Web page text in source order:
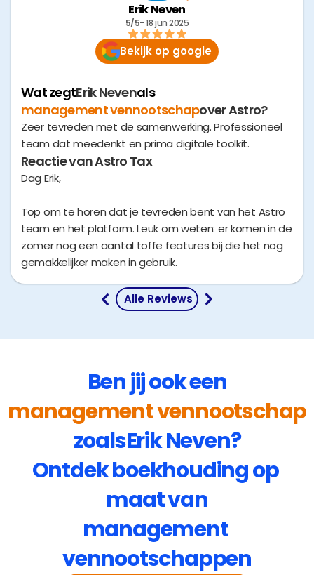
Erik Neven
5/5- 18 jun 2025
Bekijk op google
Wat zegtErik Nevenals
management vennootschapover Astro?
Zeer tevreden met de samenwerking. Professioneel
team dat meedenkt en prima digitale toolkit.
Reactie van Astro Tax
Dag Erik,
Top om te horen dat je tevreden bent van het Astro
team en het platform. Leuk om weten: er komen in de
zomer nog een aantal toffe features bij die het nog
gemakkelijker maken in gebruik.
Alle Reviews
Ben jij ook een
management vennootschap
zoalsErik Neven?
Ontdek boekhouding op
maat van
management
vennootschappen